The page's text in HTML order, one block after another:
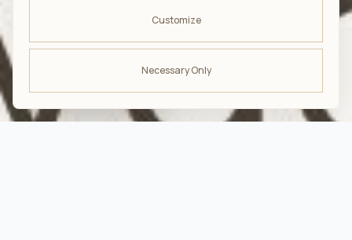
Customize
Necessary Only